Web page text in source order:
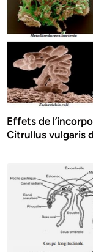
Effets de
Citrullus vulgaris